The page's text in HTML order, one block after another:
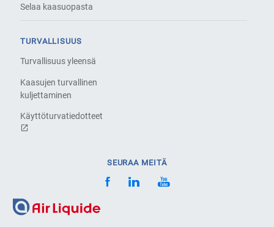
Selaa kaasuopasta
TURVALLISUUS
Turvallisuus yleensä
Kaasujen turvallinen
kuljettaminen
Käyttöturvatiedotteet
SEURAA MEITÄ